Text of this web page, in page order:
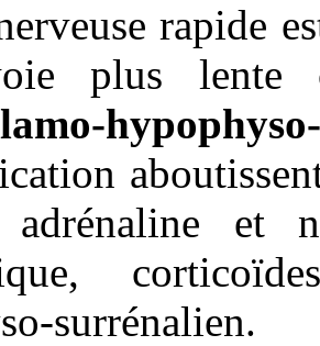
rapide
plus lente
et
surrénalien.